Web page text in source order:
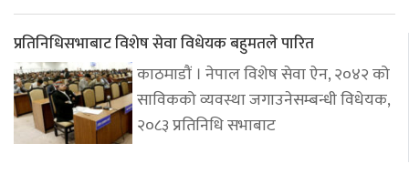
प्रतिनिधिसभाबाट विशेष सेवा विधेयक बहुमतले पारित
काठमाडौं । नेपाल विशेष सेवा ऐन, २०४२ को
साविकको व्यवस्था जगाउनेसम्बन्धी विधेयक,
२०८३ प्रतिनिधि सभाबाट